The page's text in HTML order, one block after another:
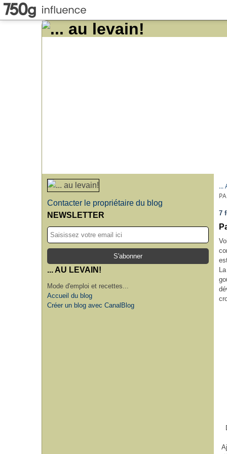
Contacter le propriétaire du blog
NEWSLETTER
... AU LEVAIN!
Mode d'emploi et recettes...
Accueil du blog
Créer un blog avec CanalBlog
...
7